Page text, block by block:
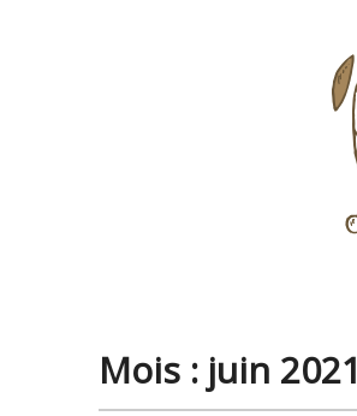
Mois : juin 2021